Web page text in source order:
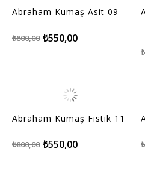
Abraham Kumaş Asit 09
₺550,00
₺800,00
Abraham Kumaş Fıstık 11
₺550,00
₺800,00